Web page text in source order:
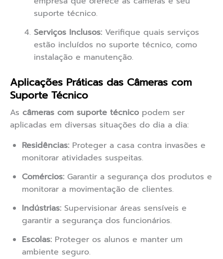
suporte técnico.
Serviços Inclusos: Verifique quais serviços
estão incluídos no suporte técnico, como
instalação e manutenção.
Aplicações Práticas das Câmeras com
Suporte Técnico
As câmeras com suporte técnico podem ser
aplicadas em diversas situações do dia a dia:
Residências: Proteger a casa contra invasões e
monitorar atividades suspeitas.
Comércios: Garantir a segurança dos produtos e
monitorar a movimentação de clientes.
Indústrias: Supervisionar áreas sensíveis e
garantir a segurança dos funcionários.
Escolas: Proteger os alunos e manter um
ambiente seguro.